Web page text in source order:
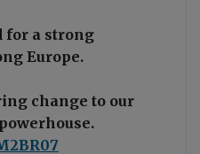
for a strong
Europe.
change to our